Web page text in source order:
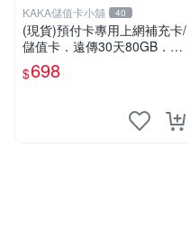
KAKA儲值卡小舖 40
(現貨)預付卡專用上網補充卡/
儲值卡．遠傳30天80GB．上
網吃到飽．IF698．遠傳台灣
人可儲 [KAKA儲值卡小舖]
$698